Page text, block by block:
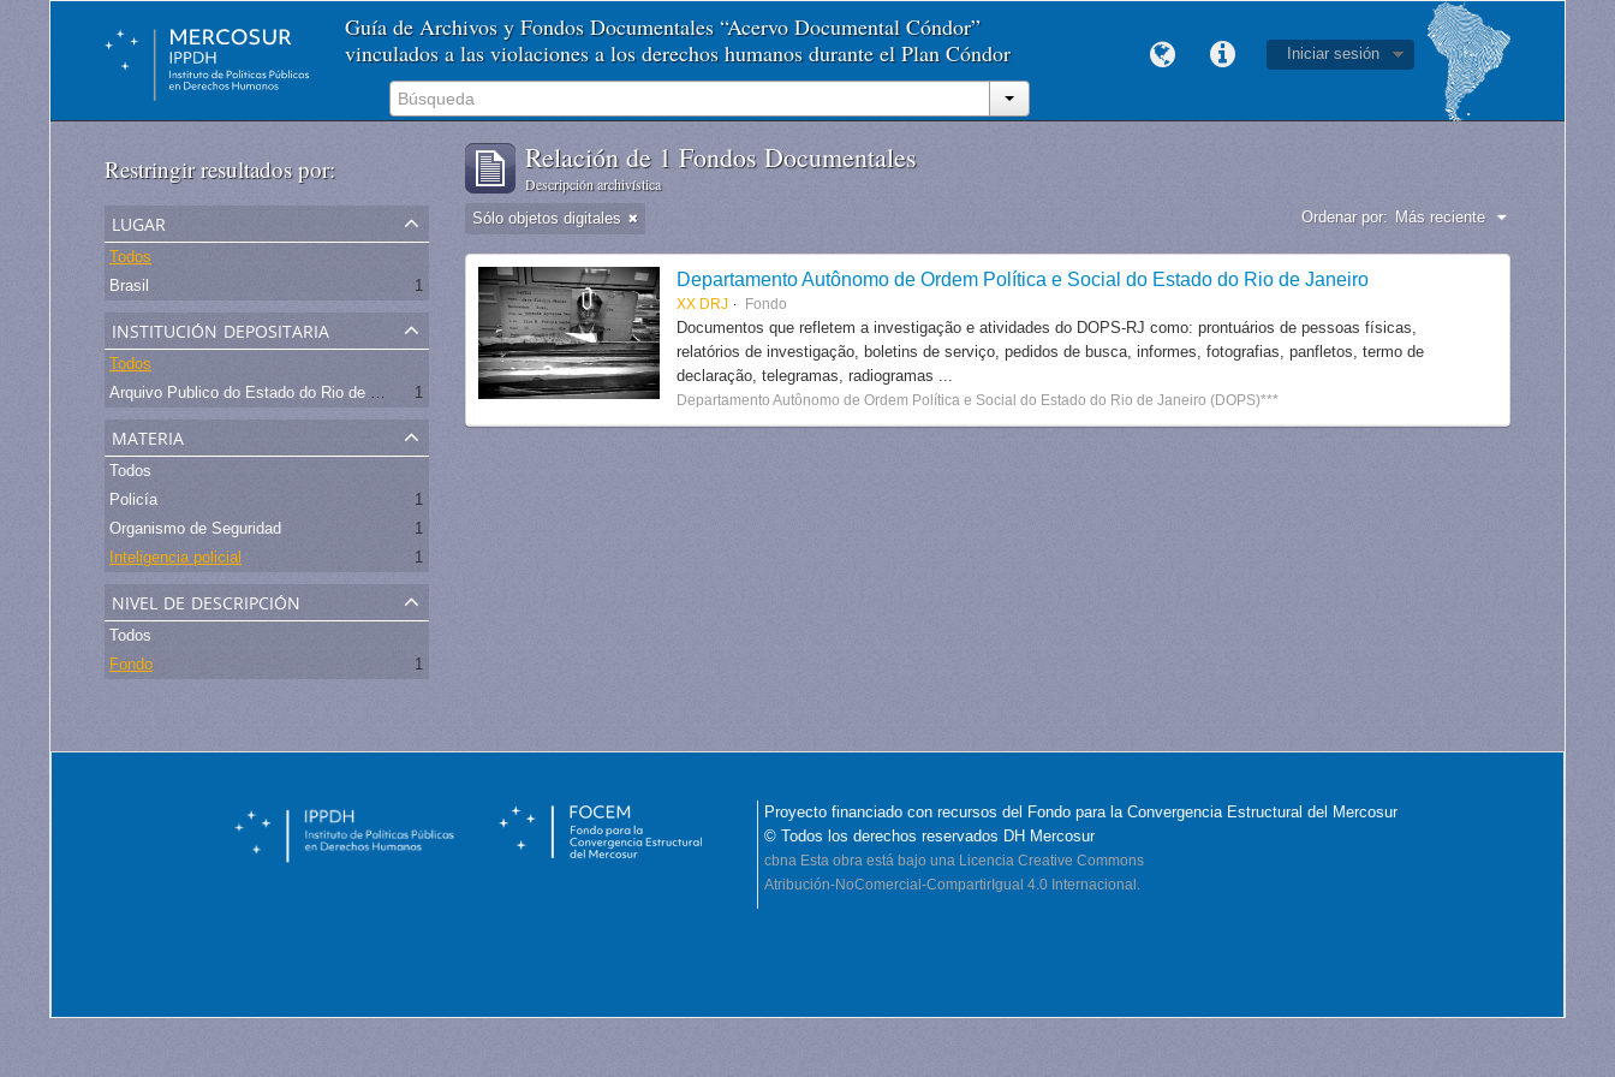
Guía de Archivos y Fondos Documentales “Acervo Documental Cóndor”
vinculados a las violaciones a los derechos humanos durante el Plan Cóndor
Iniciar sesión
Restringir resultados por:
lugar
Todos
Brasil
1
institución depositaria
Todos
Arquivo Publico do Estado do Rio de Janeiro -
1
materia
Todos
Policía
1
Organismo de Seguridad
1
Inteligencia policial
1
nivel de descripción
Todos
Fondo
1
Relación de 1 Fondos Documentales
Descripción archivística
Sólo objetos digitales Ordenar por: Más reciente
Departamento Autônomo de Ordem Política e Social do Estado do Rio de Janeiro
XX DRJ Fondo
Documentos que refletem a investigação e atividades do DOPS-RJ como: prontuários de pessoas físicas,
relatórios de investigação, boletins de serviço, pedidos de busca, informes, fotografias, panfletos, termo de
declaração, telegramas, radiogramas ...
Departamento Autônomo de Ordem Política e Social do Estado do Rio de Janeiro (DOPS)***
Proyecto financiado con recursos del Fondo para la Convergencia Estructural del Mercosur
© Todos los derechos reservados DH Mercosur
cbna Esta obra está bajo una Licencia Creative Commons
Atribución-NoComercial-CompartirIgual 4.0 Internacional.